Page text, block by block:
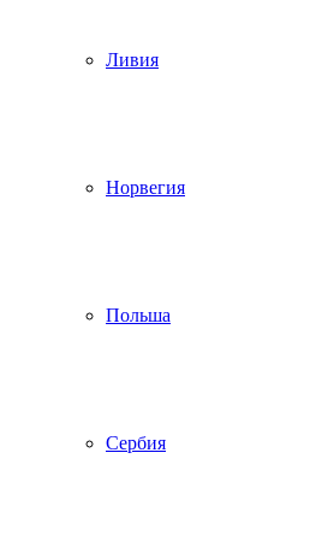
Ливия
Норвегия
Польша
Сербия